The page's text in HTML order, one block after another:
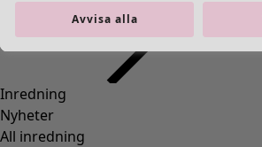
Inredning
Nyheter
All inredning
Avvisa alla